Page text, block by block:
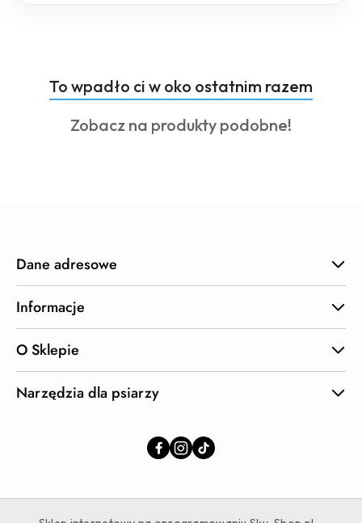
Pomiń karuzelę produktów
Produkty
o
statusie:
To wpadło ci w oko ostatnim razem
Produkty
Zobacz na produkty podobne!
Dane adresowe
Informacje
O Sklepie
Narzędzia dla psiarzy